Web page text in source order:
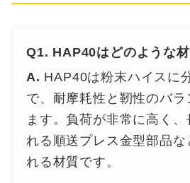
Q1. HAP40はどのような
A. HAP40は粉末ハイスに
で、耐摩耗性と靭性のバラ
ます。負荷が非常に高く、
れる順送プレス金型部品な
れる材質です。